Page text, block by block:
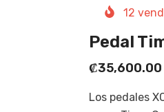
12
Pedal
₡35,600.00
Los pedales